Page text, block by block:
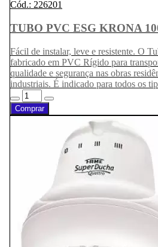
Cód.: 226201
TUBO PVC ESG KRONA
Fácil de instalar, leve e resistente. O
fabricado em PVC Rígido para
qualidade e segurança nas obras
industriais. É indicado para todos os
Comprar